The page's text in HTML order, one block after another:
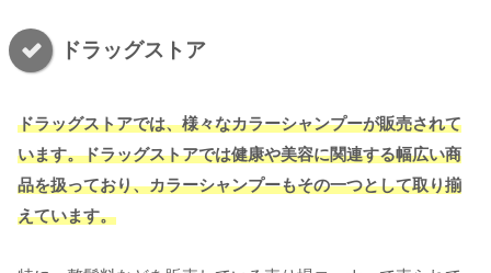
ドラッグストア
ドラッグストアでは、様々なカラーシャンプーが販売されて
います。ドラッグストアでは健康や美容に関連する幅広い商
品を扱っており、カラーシャンプーもその一つとして取り揃
えています。